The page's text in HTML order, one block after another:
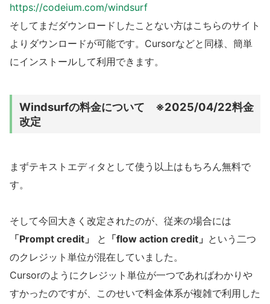
https://codeium.com/windsurf
そしてまだダウンロードしたことない方はこちらのサイト
よりダウンロードが可能です。Cursorなどと同様、簡単
にインストールして利用できます。
Windsurfの料金について ※2025/04/22料金
改定
まずテキストエディタとして使う以上はもちろん無料で
す。
そして今回大きく改定されたのが、従来の場合には
「Prompt credit」
と 「flow action credit」 という二つ
のクレジット単位が混在していました。
Cursorのようにクレジット単位が一つであればわかりや
すかったのですが、このせいで料金体系が複雑で利用した